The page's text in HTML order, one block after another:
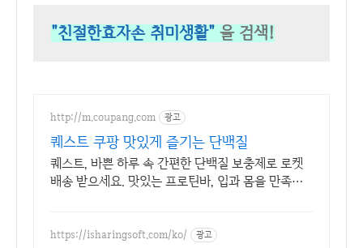
"친절한효자손 취미생활" 을 검색!
http://m.coupang.com 광고
퀘스트 쿠팡 맛있게 즐기는 단백질
퀘스트, 바쁜 하루 속 간편한 단백질 보충제로 로켓
배송 받으세요. 맛있는 프로틴바, 입과 몸을 만족시
https://isharingsoft.com/ko/ 광고